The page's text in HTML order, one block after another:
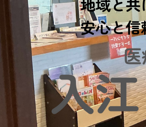
安心と